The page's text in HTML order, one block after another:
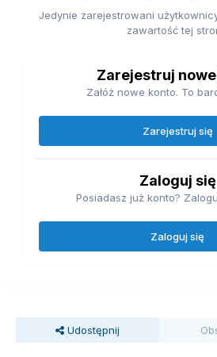
Jedynie zarejestrowani
zawartość tej
Zarejestruj
Załóż nowe konto. To
Zarejestruj się
Zaloguj się
Posiadasz już konto?
Zaloguj się
Udostępnij